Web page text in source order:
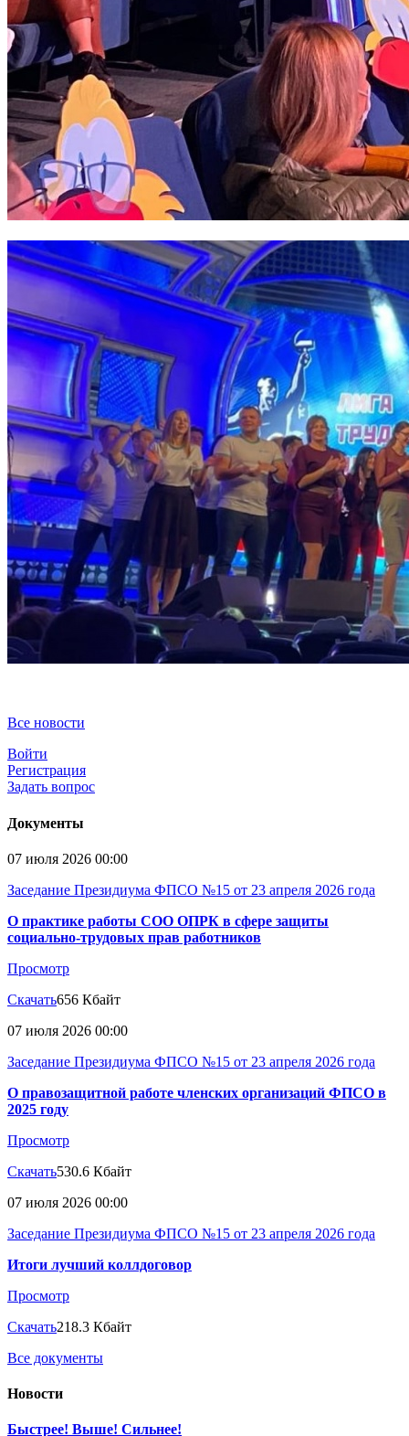
Все новости
Войти
Регистрация
Задать вопрос
Документы
07 июля 2026 00:00
Заседание Президиума ФПСО №15 от 23 апреля 2026 года
О практике работы СОО ОПРК в сфере защиты
социально-трудовых прав работников
Просмотр
Скачать656 Кбайт
07 июля 2026 00:00
Заседание Президиума ФПСО №15 от 23 апреля 2026 года
О правозащитной работе членских организаций ФПСО в
2025 году
Просмотр
Скачать530.6 Кбайт
07 июля 2026 00:00
Заседание Президиума ФПСО №15 от 23 апреля 2026 года
Итоги лучший коллдоговор
Просмотр
Скачать218.3 Кбайт
Все документы
Новости
Быстрее! Выше! Сильнее!